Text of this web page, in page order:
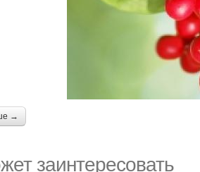
→
заинтересовать